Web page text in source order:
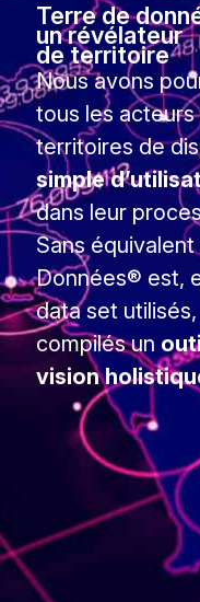
Terre de
un révélateur
de territoire
Nous avons
tous les
territoires de
simple
dans leur
Sans
Données® est,
data set
compilés un
vision